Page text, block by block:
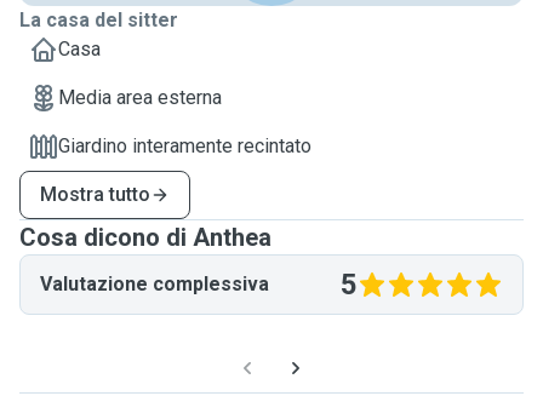
La casa del sitter
Casa
Media area esterna
Giardino interamente recintato
Mostra tutto
Cosa dicono di Anthea
Valutazione complessiva 5